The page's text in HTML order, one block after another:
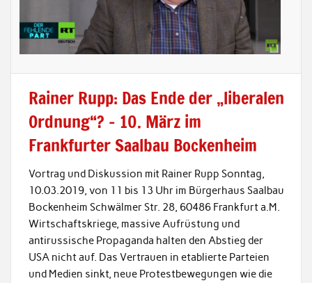
Rainer Rupp: Das Ende der „liberalen
Ordnung“? – 10. März im
Frankfurter Saalbau Bockenheim
Vortrag und Diskussion mit Rainer Rupp Sonntag,
10.03.2019, von 11 bis 13 Uhr im Bürgerhaus Saalbau
Bockenheim Schwälmer Str. 28, 60486 Frankfurt a.M.
Wirtschaftskriege, massive Aufrüstung und
antirussische Propaganda halten den Abstieg der
USA nicht auf. Das Vertrauen in etablierte Parteien
und Medien sinkt, neue Protestbewegungen wie die